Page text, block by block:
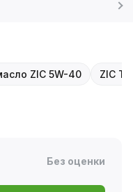
ZIC 5W-40 ZIC
Без оценки